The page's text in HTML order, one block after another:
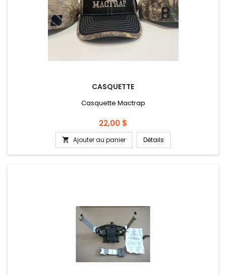
CASQUETTE
Casquette Mactrap
Prix
22,00 $
 Ajouter au panier Détails